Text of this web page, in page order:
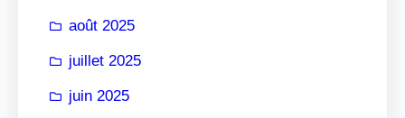
août 2025
juillet 2025
juin 2025